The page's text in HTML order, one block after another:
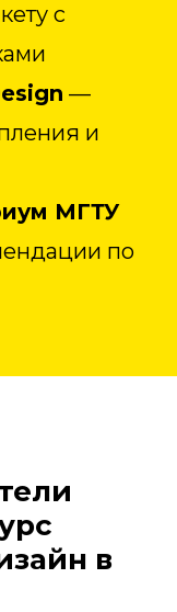
с
—
и
МГТУ
по
в